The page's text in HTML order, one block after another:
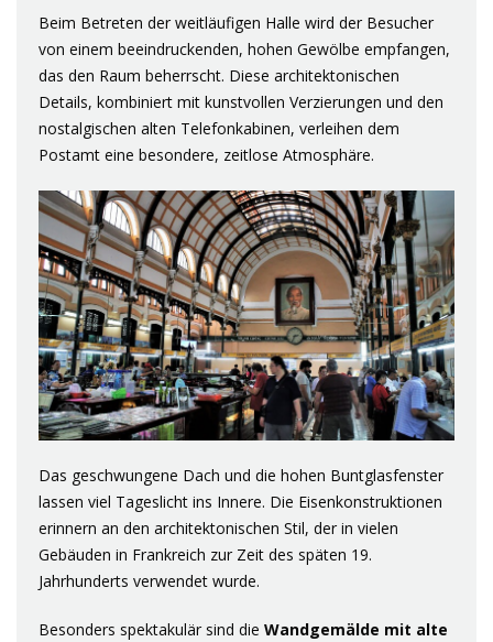
Beim Betreten der weitläufigen Halle wird der Besucher
von einem beeindruckenden, hohen Gewölbe empfangen,
das den Raum beherrscht. Diese architektonischen
Details, kombiniert mit kunstvollen Verzierungen und den
nostalgischen alten Telefonkabinen, verleihen dem
Postamt eine besondere, zeitlose Atmosphäre.
Das geschwungene Dach und die hohen Buntglasfenster
lassen viel Tageslicht ins Innere. Die Eisenkonstruktionen
erinnern an den architektonischen Stil, der in vielen
Gebäuden in Frankreich zur Zeit des späten 19.
Jahrhunderts verwendet wurde.
Besonders spektakulär sind die Wandgemälde mit alte